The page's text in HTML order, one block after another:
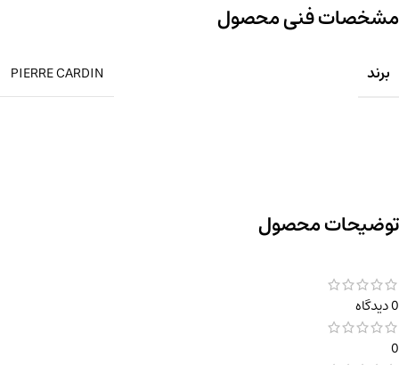
مشخصات فنی محصول
برند PIERRE CARDIN
توضیحات محصول
0 دیدگاه
0